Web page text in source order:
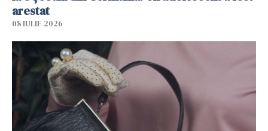
arestat
08 IULIE 2026